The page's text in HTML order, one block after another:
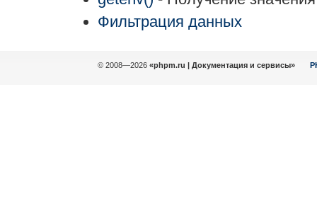
Фильтрация данных
© 2008—2026 «phpm.ru | Документация и сервисы»